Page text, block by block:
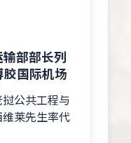
部部长列
国际机场
公共工程与
莱先生率代